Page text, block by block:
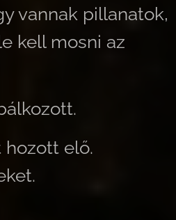
vannak pillanatok,
kell mosni az
hozott elő.